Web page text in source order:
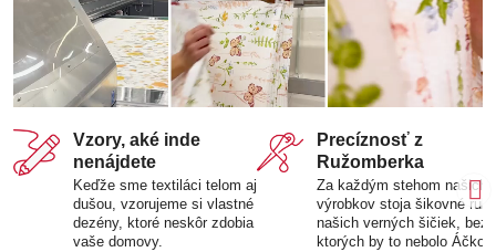
Vzory, aké inde
nenájdete
Keďže sme textiláci telom aj
dušou, vzorujeme si vlastné
dezény, ktoré neskôr zdobia
vaše domovy.
Precíznosť z
Ružomberka
Za každým stehom našich
výrobkov stoja šikovné ruky
našich verných šičiek, bez
ktorých by to nebolo Áčko.